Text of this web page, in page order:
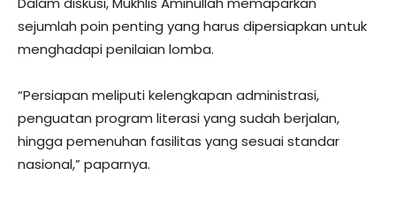
sejumlah poin penting yang harus dipersiapkan untuk
menghadapi penilaian lomba.
“Persiapan meliputi kelengkapan administrasi,
penguatan program literasi yang sudah berjalan,
hingga pemenuhan fasilitas yang sesuai standar
nasional,” paparnya.